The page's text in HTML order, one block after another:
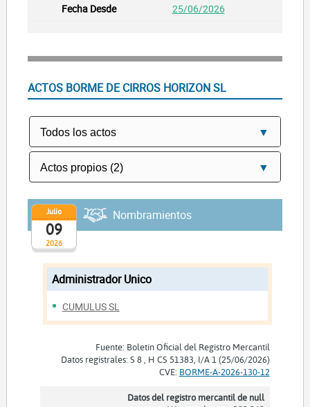
25/06/2026
ACTOS BORME DE CIRROS HORIZON SL
2026
Julio
09
Nombramientos
Administrador Unico
CUMULUS SL
Fuente: Boletín Oficial del Registro Mercantil
Datos registrales: S 8 , H CS 51383, I/A 1 (25/06/2026)
CVE: BORME-A-2026-130-12
Datos del registro mercantil de null